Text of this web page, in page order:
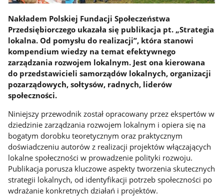
Nakładem Polskiej Fundacji Społeczeństwa
Przedsiębiorczego ukazała się publikacja pt. „Strategia
lokalna. Od pomysłu do realizacji”, która stanowi
kompendium wiedzy na temat efektywnego
zarządzania rozwojem lokalnym. Jest ona kierowana
do przedstawicieli samorządów lokalnych, organizacji
pozarządowych, sołtysów, radnych, liderów
społeczności.
Niniejszy przewodnik został opracowany przez ekspertów w
dziedzinie zarządzania rozwojem lokalnym i opiera się na
bogatym dorobku teoretycznym oraz praktycznym
doświadczeniu autorów z realizacji projektów włączających
lokalne społeczności w prowadzenie polityki rozwoju.
Publikacja porusza kluczowe aspekty tworzenia skutecznych
strategii lokalnych, od identyfikacji potrzeb społeczności po
wdrażanie konkretnych działań i projektów.